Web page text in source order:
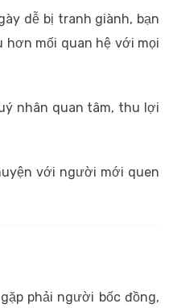
dễ bị tranh giành, bạn
hơn mối quan hệ với mọi
nhân quan tâm, thu lợi
với người mới quen
phải người bốc đồng,